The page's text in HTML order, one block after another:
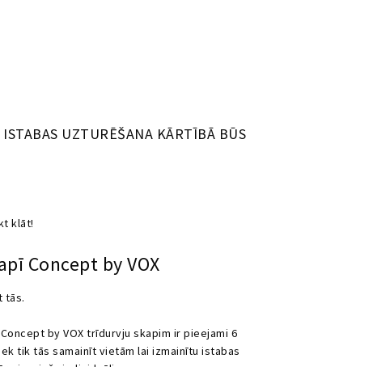
UZTURĒŠANA KĀRTĪBĀ BŪS
klāt!
Concept by VOX
tās.
by VOX trīdurvju skapim ir pieejami 6
tik tās samainīt vietām lai izmainītu istabas